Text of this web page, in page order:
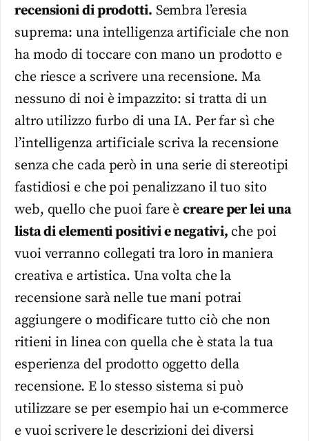
recensioni di prodotti. Sembra l’eresia
suprema: una intelligenza artificiale che non
ha modo di toccare con mano un prodotto e
che riesce a scrivere una recensione. Ma
nessuno di noi è impazzito: si tratta di un
altro utilizzo furbo di una IA. Per far sì che
l’intelligenza artificiale scriva la recensione
senza che cada però in una serie di stereotipi
fastidiosi e che poi penalizzano il tuo sito
web, quello che puoi fare ècreare per lei una
lista di elementi positivi e negativi,che poi
vuoi verranno collegati tra loro in maniera
creativa e artistica. Una volta che la
recensione sarà nelle tue mani potrai
aggiungere o modificare tutto ciò che non
ritieni in linea con quella che è stata la tua
esperienza del prodotto oggetto della
recensione. E lo stesso sistema si può
utilizzare se per esempio hai un e-commerce
e vuoi scrivere le descrizioni dei diversi